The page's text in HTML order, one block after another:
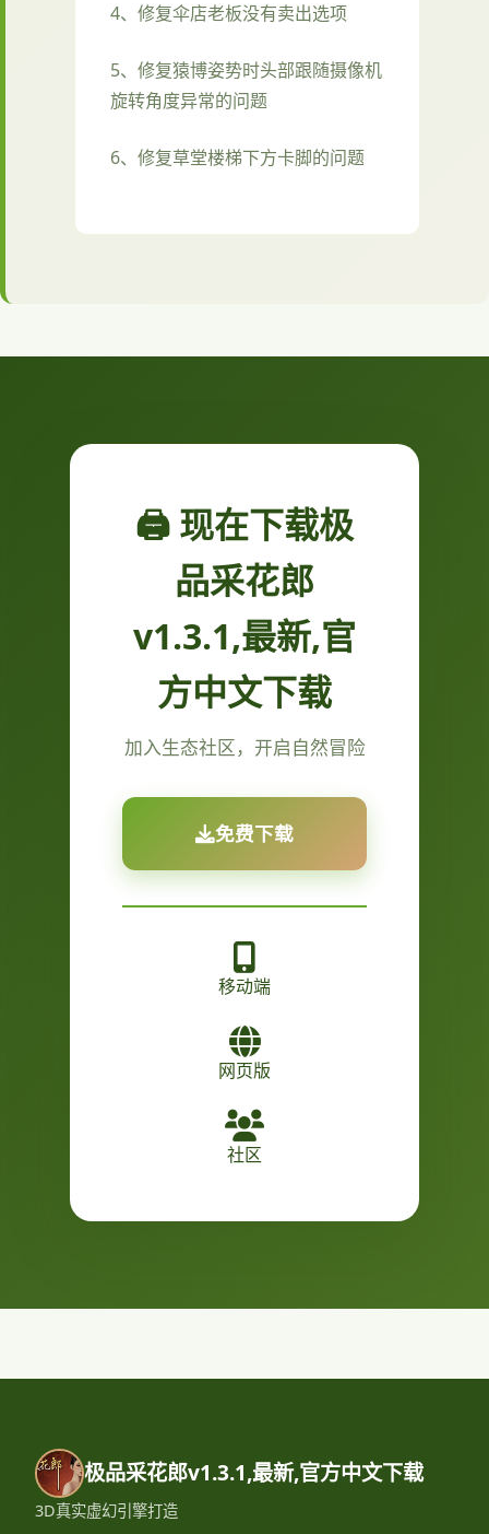
4、修复伞店老板没有卖出选项
5、修复猿博姿势时头部跟随摄像机
旋转角度异常的问题
6、修复草堂楼梯下方卡脚的问题
🖨️ 现在下载极
品采花郎
v1.3.1,最新,官
方中文下载
加入生态社区，开启自然冒险
免费下载
移动端
网页版
社区
极品采花郎v1.3.1,最新,官方中文下载
3D真实虚幻引擎打造